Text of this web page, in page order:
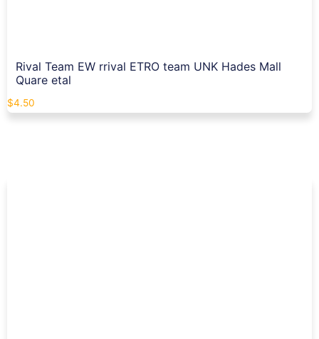
Rival Team EW rrival ETRO team UNK Hades Mall
Quare etal
$4.50